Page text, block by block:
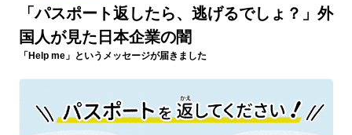
「パスポート返したら、逃げるでしょ？」外
国人が見た日本企業の闇
「Help me」というメッセージが届きました